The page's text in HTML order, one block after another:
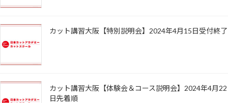
カット講習大阪【特別説明会】2024年4月15日受付終了
カット講習大阪【体験会＆コース説明会】2024年4月22
日先着順